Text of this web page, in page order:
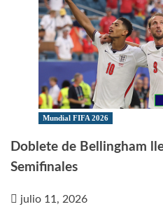
Mundial FIFA 2026
Doblete de Bellingham
Semifinales
julio 11, 2026